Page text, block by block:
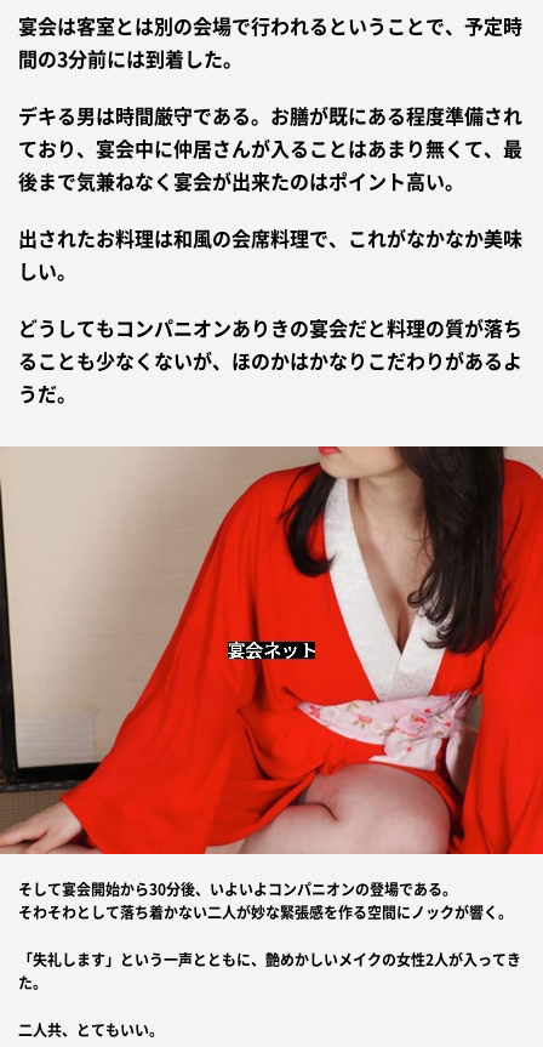
宴会は客室とは別の会場で行われるということで、予定時
間の3分前には到着した。
デキる男は時間厳守である。お膳が既にある程度準備され
ており、宴会中に仲居さんが入ることはあまり無くて、最
後まで気兼ねなく宴会が出来たのはポイント高い。
出されたお料理は和風の会席料理で、これがなかなか美味
しい。
どうしてもコンパニオンありきの宴会だと料理の質が落ち
ることも少なくないが、ほのかはかなりこだわりがあるよ
うだ。
そして宴会開始から30分後、いよいよコンパニオンの登場である。
そわそわとして落ち着かない二人が妙な緊張感を作る空間にノックが響く。
「失礼します」という一声とともに、艶めかしいメイクの女性2人が入ってき
た。
二人共、とてもいい。